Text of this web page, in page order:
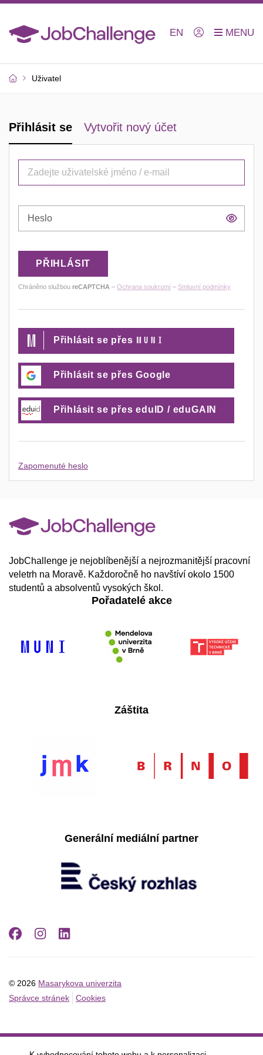
EN
Uživatel
Přihlásit se Vytvořit nový účet
PŘIHLÁSIT
Chráněno službou reCAPTCHA – Ochrana soukromí – Smluvní podmínky
Přihlásit se přes MUNI
Přihlásit se přes Google
Přihlásit se přes eduID / eduGAIN
Zapomenuté heslo
JobChallenge je nejoblíbenější a nejrozmanitější pracovní
veletrh na Moravě. Každoročně ho navštíví okolo 1500
studentů a absolventů vysokých škol.
Pořadatelé akce
Záštita
Generální mediální partner
© 2026 Masarykova univerzita
Správce stránek
Cookies
Facebook
Instagram